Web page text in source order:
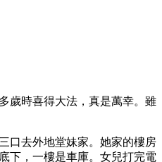
歲時喜得大法，真是萬幸。雖
口去外地堂妹家。她家的樓房
下，一樓是車庫。女兒打完電